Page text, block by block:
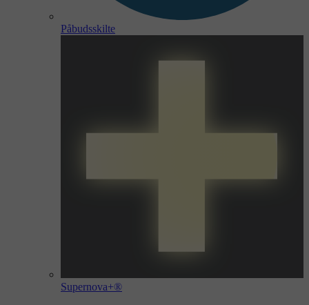
Påbudsskilte
Supernova+®